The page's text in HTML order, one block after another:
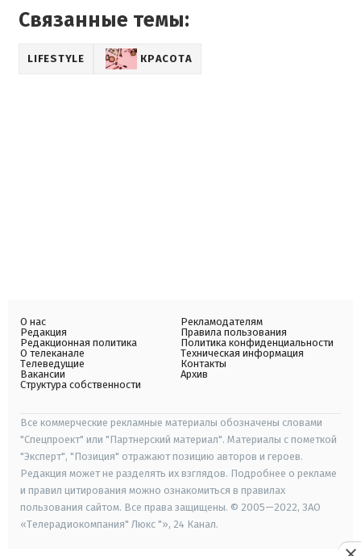
Связанные темы:
LIFESTYLE КРАСОТА
О нас
Редакция
Редакционная политика
О телеканале
Телеведущие
Вакансии
Структура собственности
Рекламодателям
Правила пользования
Политика конфиденциальности
Техническая информация
Контакты
Архив
Все коммерческие рекламные материалы обозначены словами
"Спецпроект" или "Партнерский материал". Материалы с пометкой
"Эксперт", "Позиция" отражают позицию авторов и героев.
Редакция может не разделять их взглядов. Подробнее о рекламе
и правил цитирования можно ознакомиться в правилах
пользования сайтом. Все права защищены. © 2005—2022, ЗАО
«Телерадиокомпания" Люкс "», 24 Канал.